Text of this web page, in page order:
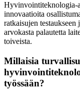
Hyvinvointiteknologia-
innovaatioita
ratkaisujen testaukseen
arvokasta palautetta
toiveista.
Millaisia
työssään?